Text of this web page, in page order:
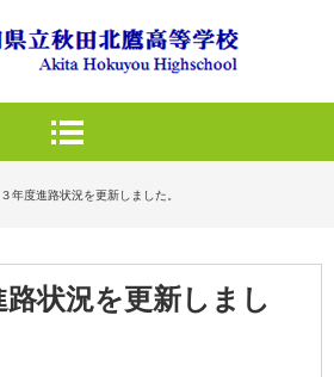
年度進路状況を更新しました。
状況を更新しまし